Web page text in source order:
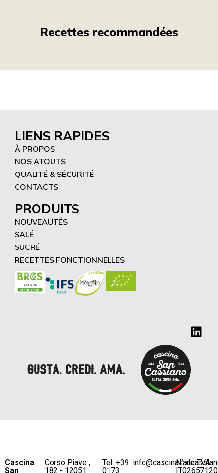
Recettes recommandées
LIENS RAPIDES
À PROPOS
NOS ATOUTS
QUALITÉ & SÉCURITÉ
CONTACTS
PRODUITS
NOUVEAUTÉS
SALÉ
SUCRÉ
RECETTES FONCTIONNELLES
Cascina
San
Corso Piave ,
182 - 12051
Tel. +39
0173
N° de TVA